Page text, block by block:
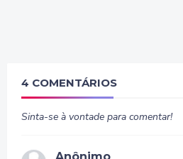
4 COMENTÁRIOS
Sinta-se à vontade para comentar!